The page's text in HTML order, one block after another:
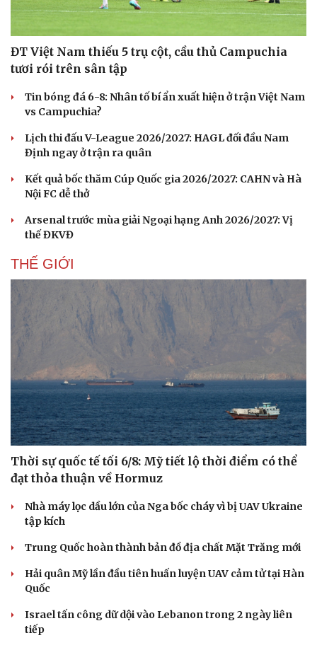
Du lịch
Tư vấn
check-in
Podcast
Cửa sổ tình yêu
ĐT Việt Nam thiếu 5 trụ cột, cầu thủ Campuchia
tươi rói trên sân tập
Tin bóng đá 6-8: Nhân tố bí ẩn xuất hiện ở trận Việt Nam
vs Campuchia?
Lịch thi đấu V-League 2026/2027: HAGL đối đầu Nam
Định ngay ở trận ra quân
Kết quả bốc thăm Cúp Quốc gia 2026/2027: CAHN và Hà
Nội FC dễ thở
Arsenal trước mùa giải Ngoại hạng Anh 2026/2027: Vị
thế ĐKVĐ
THẾ GIỚI
Thời sự quốc tế tối 6/8: Mỹ tiết lộ thời điểm có thể
đạt thỏa thuận về Hormuz
Nhà máy lọc dầu lớn của Nga bốc cháy vì bị UAV Ukraine
tập kích
Trung Quốc hoàn thành bản đồ địa chất Mặt Trăng mới
Hải quân Mỹ lần đầu tiên huấn luyện UAV cảm tử tại Hàn
Quốc
Israel tấn công dữ dội vào Lebanon trong 2 ngày liên
tiếp